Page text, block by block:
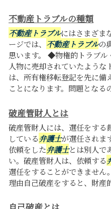
不動産トラブルの種類
不動産トラブルにはさまざま
ージでは、 不動産トラブルの
思います。 ◆物権的トラブル
人物に売却されていたような
は、所有権移転登記を先に備
ことになります。問題となる
破産管財人とは
破産管財人には、選任をする
している弁護士が選任されま
依頼をした弁護士とは別人で
い。破産管財人は、依頼する
選任をすることができませ
理由自己破産をすると、財産